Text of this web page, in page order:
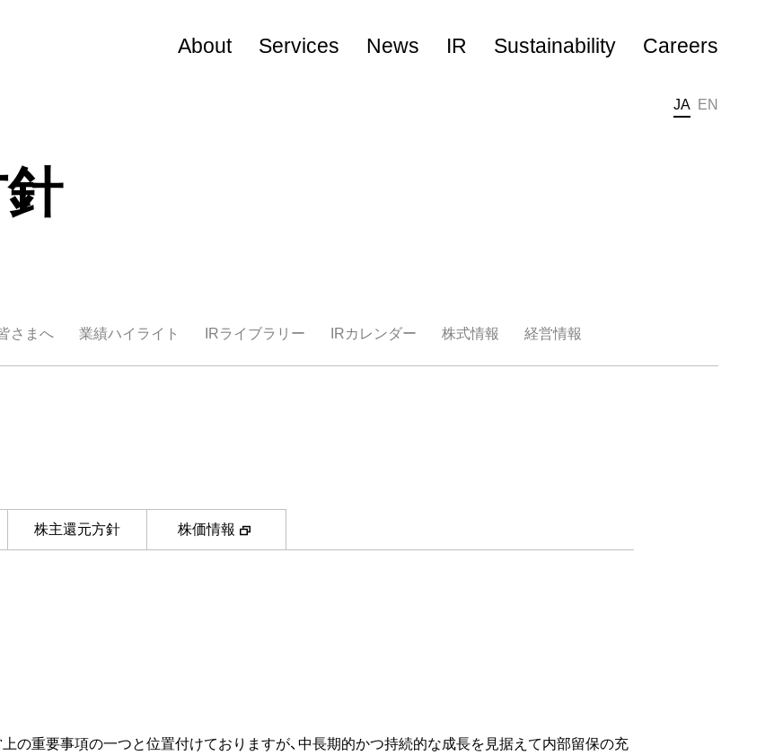
JA EN
さまへ 業績ハイライト IRライブラリー IRカレンダー 株式情報 経営情報
株主還元方針 株価情報
の重要事項の一つと位置付けておりますが、中長期的かつ持続的な成長を見据えて内部留保の充
About Services News IR Sustainability
キャリア採用
Careers